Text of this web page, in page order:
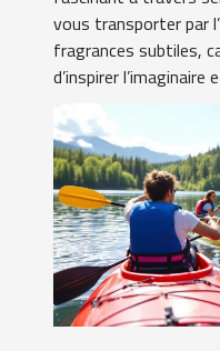
vous transporter par
fragrances subtiles,
d’inspirer l’imaginaire